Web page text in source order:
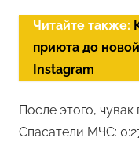
Читайте также:
приюта до
Instagram
После этого,
Спасатели МЧС: